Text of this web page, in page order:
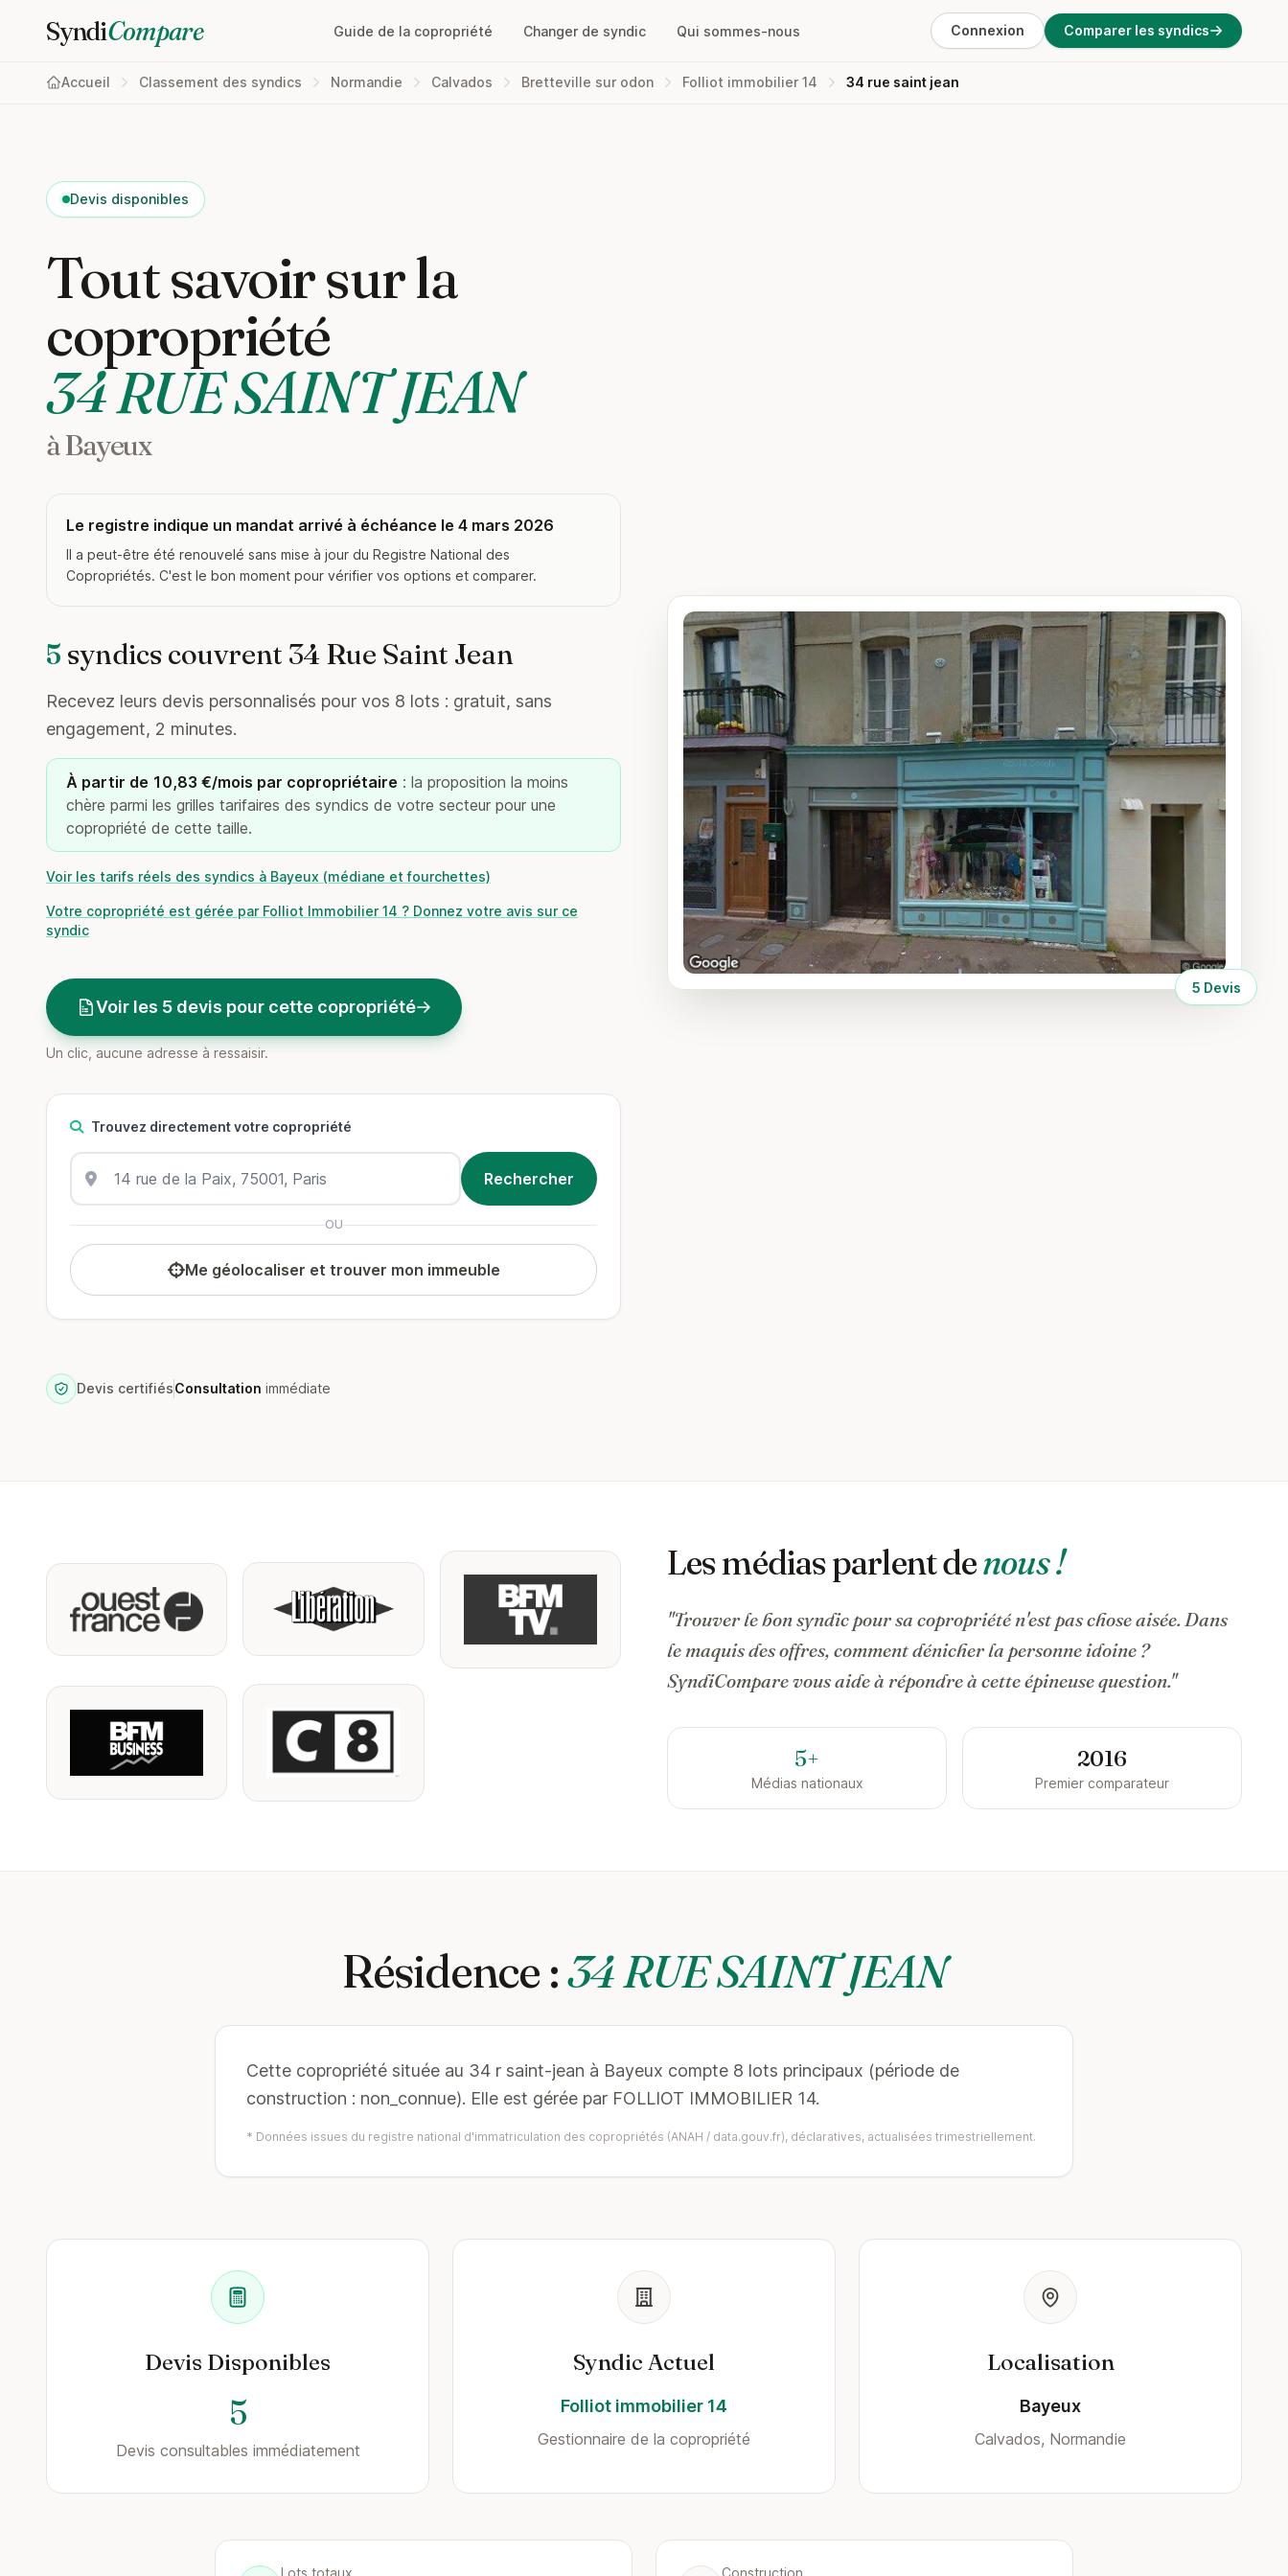
SyndiCompare Guide de la copropriété Changer de syndic Qui sommes-nous Connexion Comparer les syndics
Accueil Classement des syndics Normandie Calvados Bretteville sur odon Folliot immobilier 14 34 rue saint jean
Devis disponibles
Tout savoir sur la
copropriété
34 RUE SAINT JEAN
à Bayeux
Le registre indique un mandat arrivé à échéance le 4 mars 2026
Il a peut-être été renouvelé sans mise à jour du Registre National des
Copropriétés. C'est le bon moment pour vérifier vos options et comparer.
5 syndics couvrent 34 Rue Saint Jean
Recevez leurs devis personnalisés pour vos 8 lots : gratuit, sans
engagement, 2 minutes.
À partir de 10,83 €/mois par copropriétaire : la proposition la moins
chère parmi les grilles tarifaires des syndics de votre secteur pour une
copropriété de cette taille.
Voir les tarifs réels des syndics à Bayeux (médiane et fourchettes)
Votre copropriété est gérée par Folliot Immobilier 14 ? Donnez votre avis sur ce
syndic
Voir les 5 devis pour cette copropriété
Un clic, aucune adresse à ressaisir.
Trouvez directement votre copropriété
OU
Me géolocaliser et trouver mon immeuble
Devis certifiésConsultation immédiate
5 Devis
Les médias parlent denous !
"Trouver le bon syndic pour sa copropriété n'est pas chose aisée. Dans
le maquis des offres, comment dénicher la personne idoine ?
SyndiCompare vous aide à répondre à cette épineuse question."
5+
Médias nationaux
2016
Premier comparateur
Résidence :34 RUE SAINT JEAN
Cette copropriété située au 34 r saint-jean à Bayeux compte 8 lots principaux (période de
construction : non_connue). Elle est gérée par FOLLIOT IMMOBILIER 14.
* Données issues du registre national d'immatriculation des copropriétés (ANAH / data.gouv.fr), déclaratives, actualisées trimestriellement.
Devis Disponibles
5
Devis consultables immédiatement
Syndic Actuel
Folliot immobilier 14
Gestionnaire de la copropriété
Localisation
Bayeux
Calvados, Normandie
Lots totaux Construction